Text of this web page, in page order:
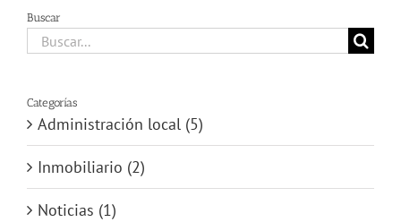
Buscar
Buscar:
Categorías
Administración local (5)
Inmobiliario (2)
Noticias (1)